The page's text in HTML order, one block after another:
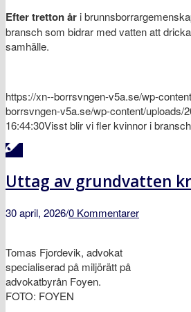
Efter tretton år i
bransch som bidrar med vatten att
samhälle.
https://xn--borrsvngen-v5a.se/wp-
borrsvngen-v5a.se/wp-content/uploads/
16:44:30Visst blir vi fler kvinnor i
Uttag av grundvatten
30 april, 2026/0 Kommentarer
Tomas Fjordevik, advokat
specialiserad på miljörätt på
advokatbyrån Foyen.
FOTO: FOYEN